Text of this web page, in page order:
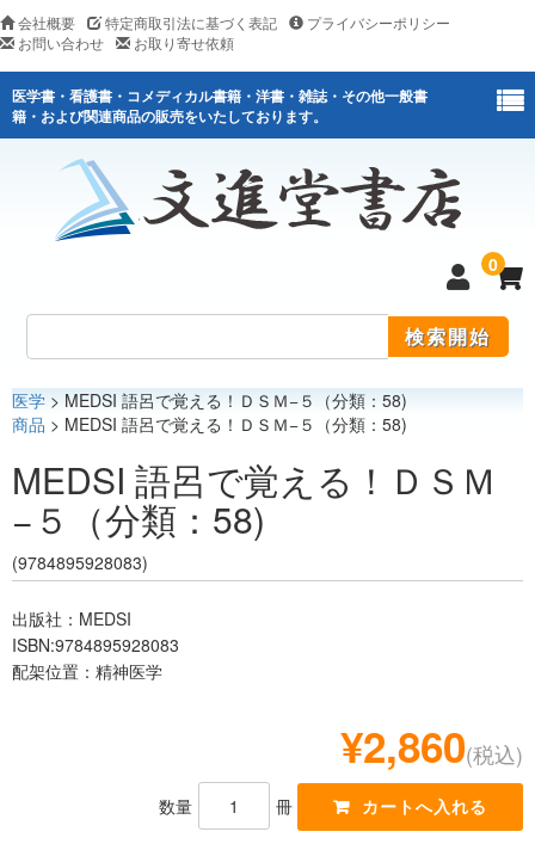
会社概要 特定商取引法に基づく表記
プライバシーポリシー
お問い合わせ
お取り寄せ依頼
医学書・看護書・コメディカル書籍・洋書・雑誌・その他一般書
籍・および関連商品の販売をいたしております。
0
医学
医薬関連
レジデント
医学 > MEDSI 語呂で覚える！ＤＳＭ−５（分類：58)
商品 > MEDSI 語呂で覚える！ＤＳＭ−５（分類：58)
MEDSI 語呂で覚える！ＤＳＭ
−５（分類：58)
(9784895928083)
出版社：MEDSI
ISBN:9784895928083
配架位置：精神医学
¥2,860(税込)
数量 冊